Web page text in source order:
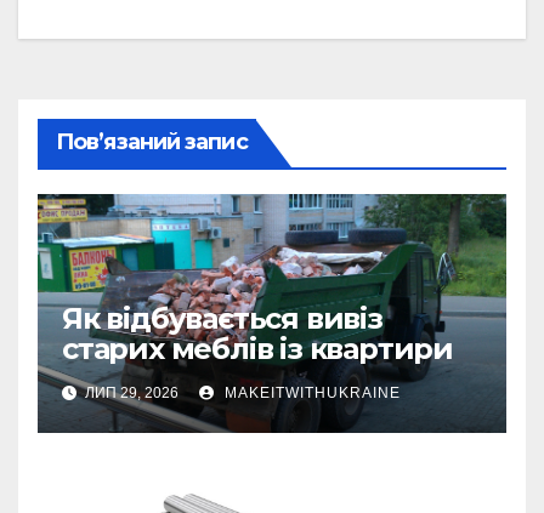
Пов’язаний запис
Як відбувається вивіз
старих меблів із квартири
ЛИП 29, 2026 MAKEITWITHUKRAINE